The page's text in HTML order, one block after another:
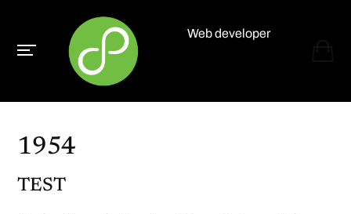
Paolo PaganelliWeb developer
1954
TEST